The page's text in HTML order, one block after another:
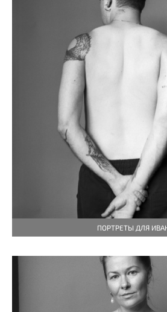
ПОРТРЕТЫ ДЛЯ